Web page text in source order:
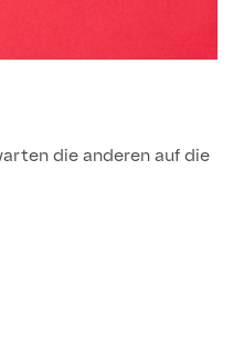
die anderen auf die